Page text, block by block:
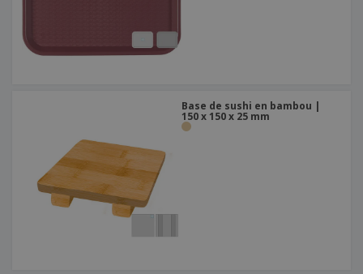
Base de sushi en bambou |
150 x 150 x 25 mm